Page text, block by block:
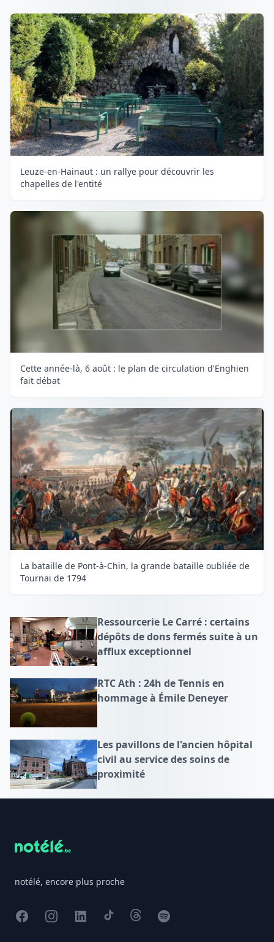
Leuze-en-Hainaut : un rallye pour découvrir les
chapelles de l'entité
Cette année-là, 6 août : le plan de circulation d'Enghien
fait débat
La bataille de Pont-à-Chin, la grande bataille oubliée de
Tournai de 1794
Ressourcerie Le Carré : certains
dépôts de dons fermés suite à un
afflux exceptionnel
RTC Ath : 24h de Tennis en
hommage à Émile Deneyer
Les pavillons de l'ancien hôpital
civil au service des soins de
proximité
notélé, encore plus proche
FacebookInstagram
X TikTokThreadsSpotify